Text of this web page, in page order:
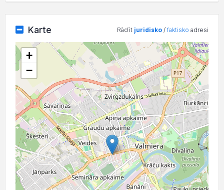
Karte Rādīt juridisko /faktisko adresi
+
−